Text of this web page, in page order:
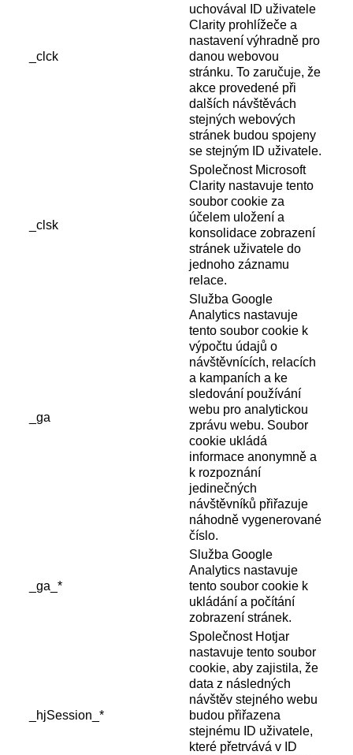
_clck
uchovával ID uživatele
Clarity prohlížeče a
nastavení výhradně pro
danou webovou
stránku. To zaručuje, že
akce provedené při
dalších návštěvách
stejných webových
stránek budou spojeny
se stejným ID uživatele.
_clsk
Společnost Microsoft
Clarity nastavuje tento
soubor cookie za
účelem uložení a
konsolidace zobrazení
stránek uživatele do
jednoho záznamu
relace.
_ga
Služba Google
Analytics nastavuje
tento soubor cookie k
výpočtu údajů o
návštěvnících, relacích
a kampaních a ke
sledování používání
webu pro analytickou
zprávu webu. Soubor
cookie ukládá
informace anonymně a
k rozpoznání
jedinečných
návštěvníků přiřazuje
náhodně vygenerované
číslo.
_ga_*
Služba Google
Analytics nastavuje
tento soubor cookie k
ukládání a počítání
zobrazení stránek.
_hjSession_*
Společnost Hotjar
nastavuje tento soubor
cookie, aby zajistila, že
data z následných
návštěv stejného webu
budou přiřazena
stejnému ID uživatele,
které přetrvává v ID